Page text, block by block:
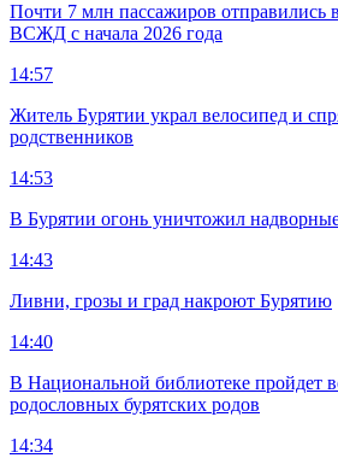
Почти 7 млн пассажиров отправились
ВСЖД с начала 2026 года
14:57
Житель Бурятии украл велосипед и
родственников
14:53
В Бурятии огонь уничтожил
14:43
Ливни, грозы и град накроют Бурятию
14:40
В Национальной библиотеке пройдет
родословных бурятских родов
14:34